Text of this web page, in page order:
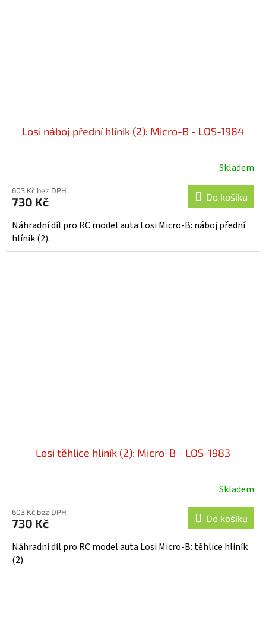
Losi náboj přední hlínik (2): Micro-B - LOS-1984
Skladem
603 Kč bez DPH
730 Kč Do košíku
Náhradní díl pro RC model auta Losi Micro-B: náboj přední
hlínik (2).
Losi těhlice hliník (2): Micro-B - LOS-1983
Skladem
603 Kč bez DPH
730 Kč Do košíku
Náhradní díl pro RC model auta Losi Micro-B: těhlice hliník
(2).